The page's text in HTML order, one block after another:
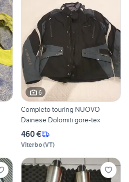
6
Completo touring NUOVO
Dainese Dolomiti gore-tex
460 €
Viterbo(VT)